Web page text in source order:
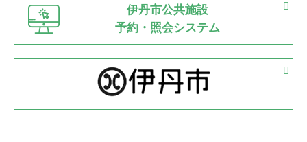
2022.06.12
県知事杯争奪バレーボール大会が開催
緑ケ丘体育館
2022.05.05
体育協会長杯 バドミントン競技の部
2022.05.22
伊丹市公共施設
予約・照会システム